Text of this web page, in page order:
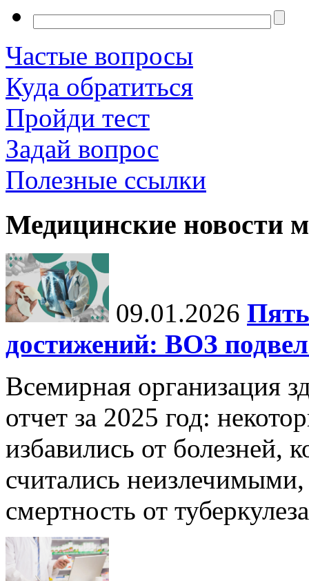
Частые вопросы
Куда обратиться
Пройди тест
Задай вопрос
Полезные ссылки
Медицинские новости
09.01.2026
достижений: ВОЗ
Всемирная организация
отчет за 2025 год:
избавились от болезней,
считались неизлечимыми,
смертность от